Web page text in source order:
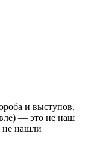
и выступов,
— это не наш
не нашли